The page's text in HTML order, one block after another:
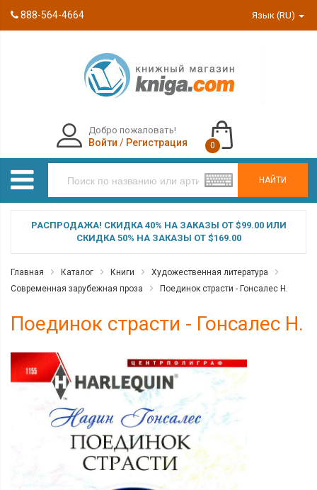
888-564-4664 Язык (RU)
НАЙТИ
Добро пожаловать!
Войти / Регистрация 0
РАСПРОДАЖА! СКИДКА 40% НА ЗАКАЗЫ ОТ $99.00 ИЛИ
СКИДКА 50% НА ЗАКАЗЫ ОТ $169.00
Главная Каталог Книги
Художественная литература
Современная зарубежная проза
Поединок страсти - Гонсалес Н.
Поединок страсти - Гонсалес Н.